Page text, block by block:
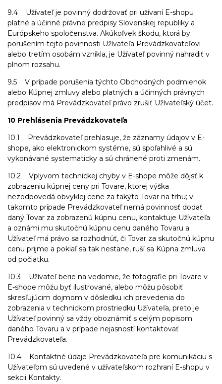
9.4 Užívateľ je povinný dodržovať pri užívaní E-shopu
platné a účinné právne predpisy Slovenskej republiky a
Európskeho spoločenstva. Akúkoľvek škodu, ktorá by
porušením tejto povinnosti Užívateľa Prevádzkovateľovi
alebo tretím osobám vznikla, je Užívateľ povinný nahradiť v
plnom rozsahu.
9.5 V prípade porušenia týchto Obchodných podmienok
alebo Kúpnej zmluvy alebo platných a účinných právnych
predpisov má Prevádzkovateľ právo zrušiť Užívateľský účet.
10 Prehlásenia Prevádzkovateľa
10.1 Prevádzkovateľ prehlasuje, že záznamy údajov v E-
shope, ako elektronickom systéme, sú spoľahlivé a sú
vykonávané systematicky a sú chránené proti zmenám.
10.2 Vplyvom technickej chyby v E-shope môže dôjsť k
zobrazeniu kúpnej ceny pri Tovare, ktorej výška
nezodpovedá obvyklej cene za takýto Tovar na trhu; v
takomto prípade Prevádzkovateľ nemá povinnosť dodať
daný Tovar za zobrazenú kúpnu cenu, kontaktuje Užívateľa
a oznámi mu skutočnú kúpnu cenu daného Tovaru a
Užívateľ má právo sa rozhodnúť, či Tovar za skutočnú kúpnu
cenu prijme a pokiaľ sa tak nestane, ruší sa Kúpna zmluva
od počiatku.
10.3 Užívateľ berie na vedomie, že fotografie pri Tovare v
E-shope môžu byť ilustrované, alebo môžu pôsobiť
skresľujúcim dojmom v dôsledku ich prevedenia do
zobrazenia v technickom prostriedku Užívateľa, preto je
Užívateľ povinný sa vždy oboznámiť s celým popisom
daného Tovaru a v prípade nejasností kontaktovať
Prevádzkovateľa.
10.4 Kontaktné údaje Prevádzkovateľa pre komunikáciu s
Užívateľom sú uvedené v užívateľskom rozhraní E-shopu v
sekcii Kontakty.